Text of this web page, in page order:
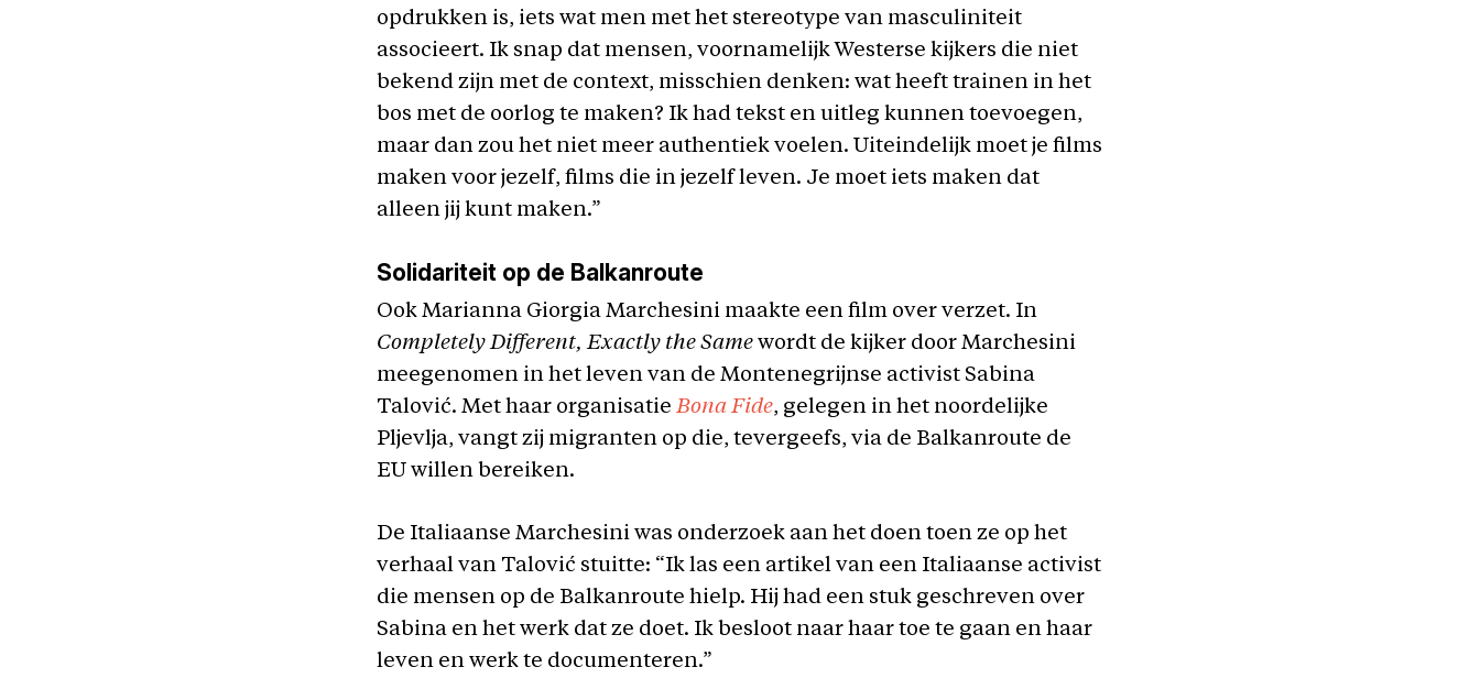
opdrukken is, iets wat men met het stereotype van masculiniteit
associeert. Ik snap dat mensen, voornamelijk Westerse kijkers die niet
bekend zijn met de context, misschien denken: wat heeft trainen in het
bos met de oorlog te maken? Ik had tekst en uitleg kunnen toevoegen,
maar dan zou het niet meer authentiek voelen. Uiteindelijk moet je films
maken voor jezelf, films die in jezelf leven. Je moet iets maken dat
alleen jij kunt maken.”
Solidariteit op de Balkanroute
Ook Marianna Giorgia Marchesini maakte een film over verzet. In
Completely Different, Exactly the Same wordt de kijker door Marchesini
meegenomen in het leven van de Montenegrijnse activist Sabina
Talović. Met haar organisatie Bona Fide, gelegen in het noordelijke
Pljevlja, vangt zij migranten op die, tevergeefs, via de Balkanroute de
EU willen bereiken.
De Italiaanse Marchesini was onderzoek aan het doen toen ze op het
verhaal van Talović stuitte: “Ik las een artikel van een Italiaanse activist
die mensen op de Balkanroute hielp. Hij had een stuk geschreven over
Sabina en het werk dat ze doet. Ik besloot naar haar toe te gaan en haar
leven en werk te documenteren.”